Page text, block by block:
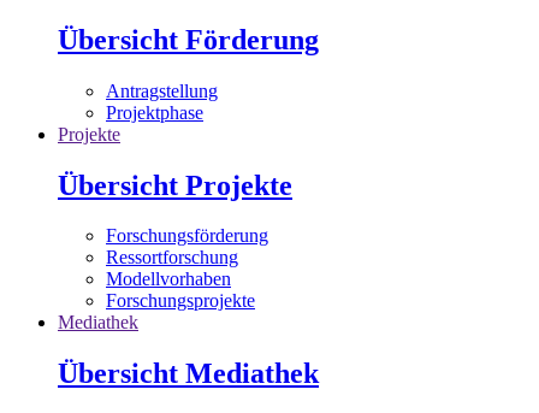
Übersicht Förderung
Antragstellung
Projektphase
Projekte
Übersicht Projekte
Forschungsförderung
Ressortforschung
Modellvorhaben
Forschungsprojekte
Mediathek
Übersicht Mediathek